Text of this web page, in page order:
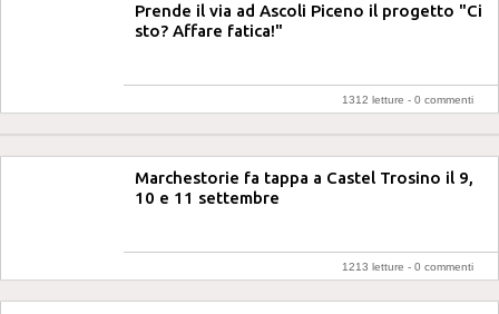
Prende il via ad Ascoli Piceno il progetto "Ci
sto? Affare fatica!"
1312 letture - 0 commenti
Marchestorie fa tappa a Castel Trosino il 9,
10 e 11 settembre
1213 letture - 0 commenti